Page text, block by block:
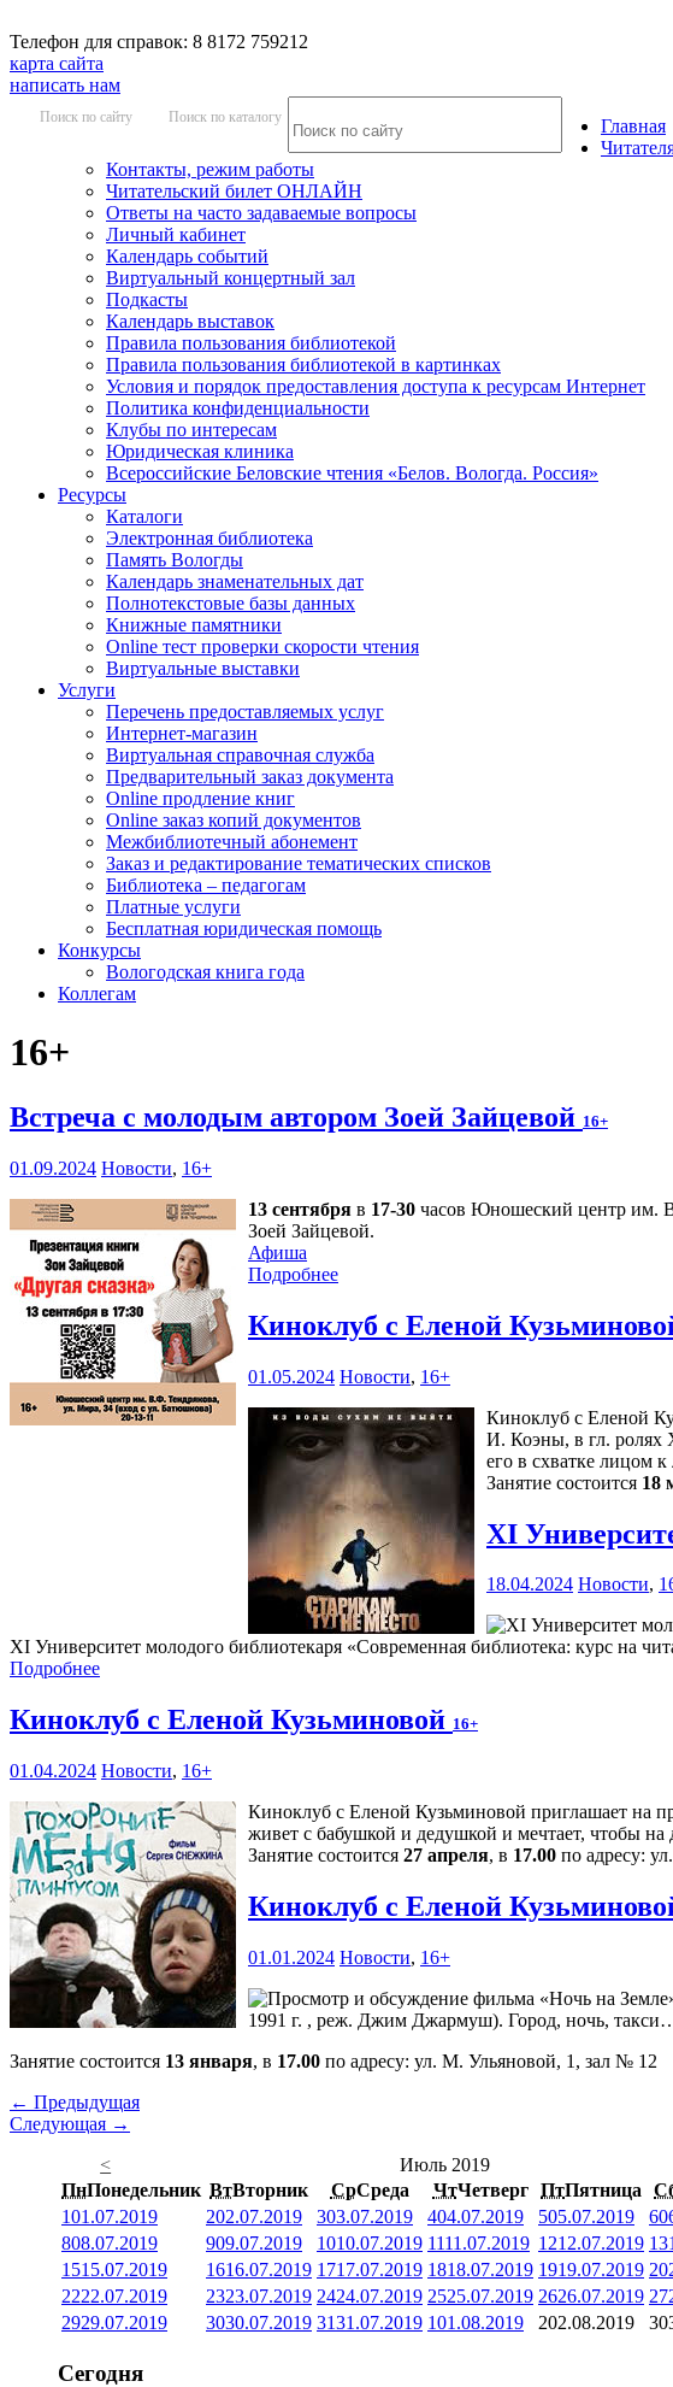
Телефон для справок: 8 8172 759212
карта сайта
написать нам
Поиск по сайту Поиск по каталогу
Главная
Контакты, режим работы
Читательский билет ОНЛАЙН
Ответы на часто задаваемые вопросы
Личный кабинет
Календарь событий
Виртуальный концертный зал
Подкасты
Календарь выставок
Правила пользования библиотекой
Правила пользования библиотекой в картинках
Условия и порядок предоставления доступа к ресурсам Интернет
Политика конфиденциальности
Клубы по интересам
Юридическая клиника
Всероссийские Беловские чтения «Белов. Вологда. Россия»
Ресурсы
Каталоги
Электронная библиотека
Память Вологды
Календарь знаменательных дат
Полнотекстовые базы данных
Книжные памятники
Online тест проверки скорости чтения
Виртуальные выставки
Услуги
Перечень предоставляемых услуг
Интернет-магазин
Виртуальная справочная служба
Предварительный заказ документа
Online продление книг
Online заказ копий документов
Межбиблиотечный абонемент
Заказ и редактирование тематических списков
Библиотека – педагогам
Платные услуги
Бесплатная юридическая помощь
Конкурсы
Вологодская книга года
Коллегам
16+
Встреча с молодым автором Зоей Зайцевой 16+
01.09.2024 Новости, 16+
13 сентября в 17-30 часов Юношеский центр им.
Зоей Зайцевой.
Афиша
Подробнее
Киноклуб с Еленой
01.05.2024 Новости, 16+
Киноклуб с Еленой
И. Коэны, в гл. ролях
его в схватке лицом к
Занятие состоится 18
XI
18.04.2024 Новости,
XI Университет молодого библиотекаря «Современная библиотека: курс на
Подробнее
Киноклуб с Еленой Кузьминовой 16+
01.04.2024 Новости, 16+
Киноклуб с Еленой Кузьминовой приглашает на
живет с бабушкой и дедушкой и мечтает, чтобы
Занятие состоится 27 апреля, в 17.00 по адресу:
Киноклуб с Еленой
01.01.2024 Новости, 16+
1991 г. , реж. Джим Джармуш). Город, ночь,
Занятие состоится 13 января, в 17.00 по адресу: ул. М. Ульяновой, 1, зал № 12
← Предыдущая
Следующая →
<
Июль 2019
ПнПонедельник ВтВторник СрСреда ЧтЧетверг ПтПятница
101.07.2019 202.07.2019 303.07.2019 404.07.2019 505.07.2019 6
808.07.2019 909.07.2019 1010.07.2019 1111.07.2019 1212.07.2019 13
1515.07.2019 1616.07.2019 1717.07.2019 1818.07.2019 1919.07.2019 20
2222.07.2019 2323.07.2019 2424.07.2019 2525.07.2019 2626.07.2019 27
2929.07.2019 3030.07.2019 3131.07.2019 101.08.2019 202.08.2019 3
Сегодня